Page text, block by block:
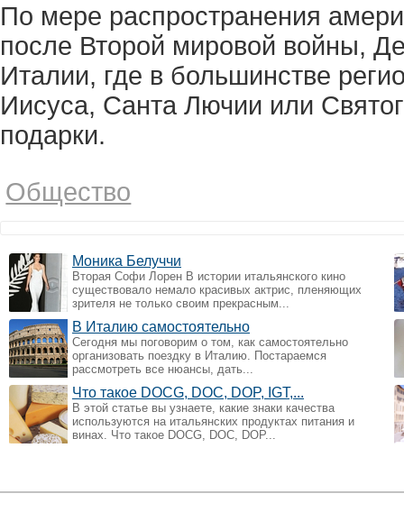
По мере распространения
после Второй мировой войны,
Италии, где в большинстве
Иисуса, Санта Лючии или
подарки.
Общество
Моника Белуччи
Вторая Софи Лорен В истории итальянского кино
существовало немало красивых актрис, пленяющих
зрителя не только своим прекрасным...
В Италию самостоятельно
Сегодня мы поговорим о том, как самостоятельно
организовать поездку в Италию. Постараемся
рассмотреть все нюансы, дать...
Что такое DOCG, DOC, DOP, IGT,...
В этой статье вы узнаете, какие знаки качества
используются на итальянских продуктах питания и
винах. Что такое DOCG, DOC, DOP...